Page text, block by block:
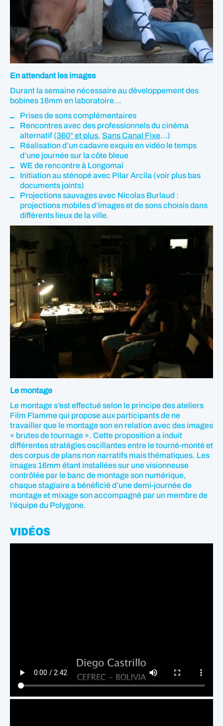
En attendant les images
Durant la semaine nécessaire au développement des
bobines 16mm en laboratoire…
Prises de sons complémentaires
Rencontres avec des professionnels du cinéma
alternatif (360° et plus, Sans Canal Fixe…)
Réalisation d’un cadavre exquis en vidéo le temps
d’une journée sur la côte bleue
WE de rencontre à Longomaï
Initiation au sténopé avec Pilar Arcila (voir plus bas
documents joints)
Projections sauvages avec Nicolas Burlaud :
projections mobiles d’images et de sons choisis dans
différents lieux de la ville.
Le montage
Le montage s’est effectué selon le principe des ateliers
Film Flamme qui propose aux participants de ne
travailler que le montage son en relation avec des images
« brutes de tournage ». Cette proposition a induit
différentes stratégies oscillantes entre le tourné-monté et
des corpus de plans non narratifs mais thématiques. Les
images 16mm étant installées sur une visionneuse
contrôlée par le banc de montage son numérique,
chaque stagiaire a bénéficié d’une demi-journée de
montage et mixage son accompagné par un membre de
l’équipe du Polygone.
VIDÉOS